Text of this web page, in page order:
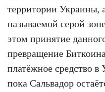
территории Украины,
называемой серой
этом принятие
превращение
платёжное средство в
пока Сальвадор